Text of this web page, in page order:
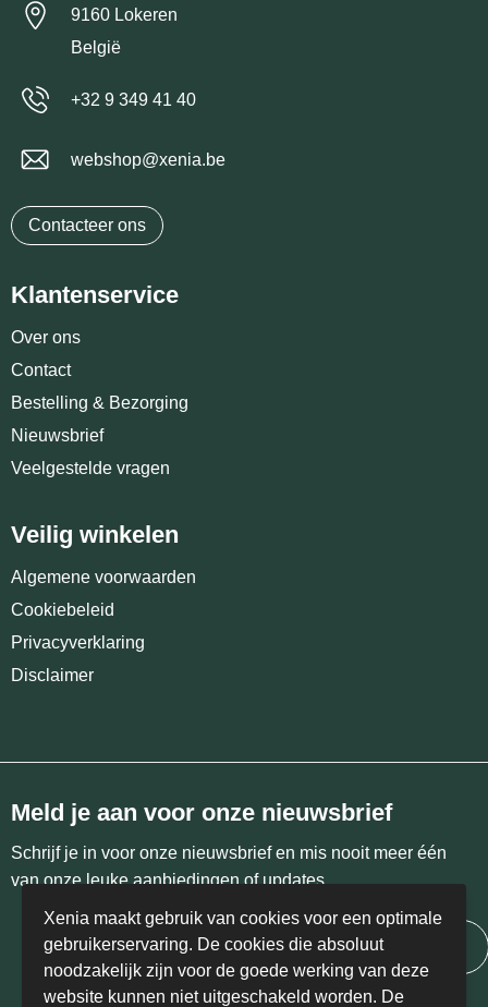
9160 Lokeren
België
+32 9 349 41 40
webshop@xenia.be
Contacteer ons
Klantenservice
Over ons
Contact
Bestelling & Bezorging
Nieuwsbrief
Veelgestelde vragen
Veilig winkelen
Algemene voorwaarden
Cookiebeleid
Privacyverklaring
Disclaimer
Meld je aan voor onze nieuwsbrief
Schrijf je in voor onze nieuwsbrief en mis nooit meer één
van onze leuke aanbiedingen of updates.
Inschrijven
Xenia maakt gebruik van cookies voor een optimale
gebruikerservaring. De cookies die absoluut
noodzakelijk zijn voor de goede werking van deze
website kunnen niet uitgeschakeld worden. De